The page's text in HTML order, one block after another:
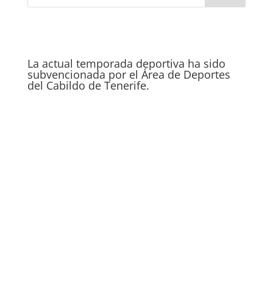
La actual temporada deportiva ha sido
subvencionada por el Área de Deportes
del Cabildo de Tenerife.